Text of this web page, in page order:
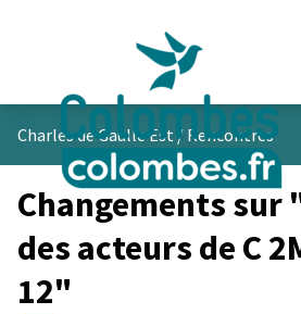
Charles de Gaulle Est/ Rencontres
Changements sur
des acteurs de C
12"